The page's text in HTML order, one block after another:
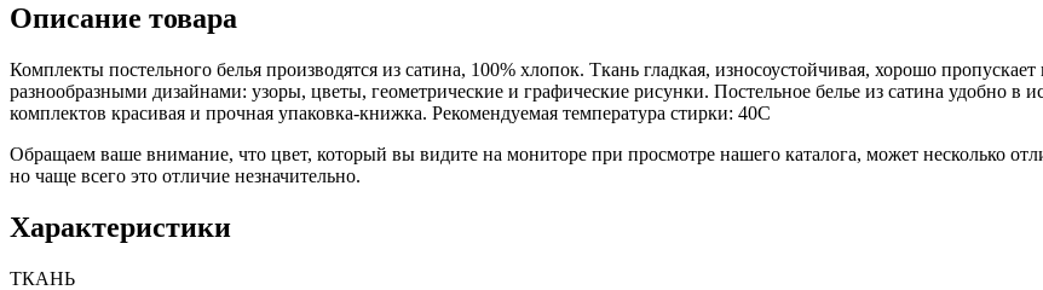
Описание товара
Комплекты постельного белья производятся из сатина, 100% хлопок. Ткань гладкая, износоустойчивая, хорошо
разнообразными дизайнами: узоры, цветы, геометрические и графические рисунки. Постельное белье из сатина удобно
комплектов красивая и прочная упаковка-книжка. Рекомендуемая температура стирки: 40С
Обращаем ваше внимание, что цвет, который вы видите на мониторе при просмотре нашего каталога, может несколько
но чаще всего это отличие незначительно.
Характеристики
ТКАНЬ